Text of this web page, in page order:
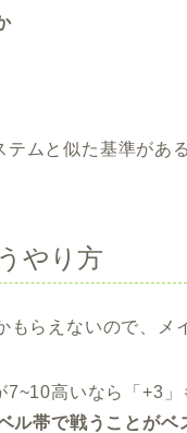
ムと似た基準があ
やり方
もらえないので、メ
7~10高いなら「+3
ル帯で戦うことがベ